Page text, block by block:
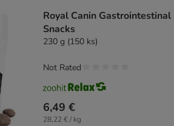
Royal Canin Gastrointestinal
Snacks
230 g (150 ks)
6,49 €
28,22 € / kg
Not Rated